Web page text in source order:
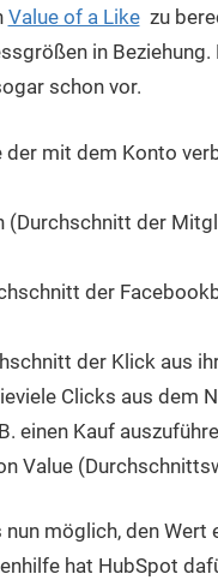
Value of a Likezu
in
schon vor.
der mit dem Konto
(Durchschnitt der
der
der Klick aus
Clicks aus
einen Kauf
Value
möglich, den Wert
hat HubSpot